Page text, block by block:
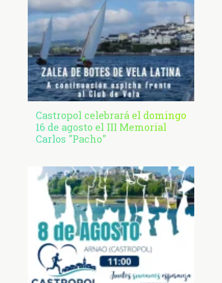
Castropol celebrará el domingo
16 de agosto el III Memorial
Carlos "Pacho"